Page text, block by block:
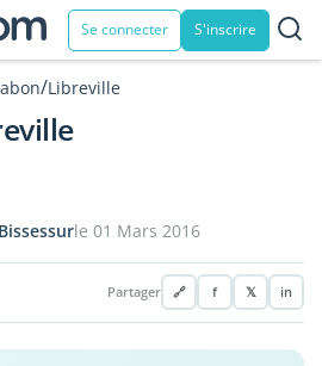
Se connecter S'inscrire
/Libreville
le 01 Mars 2016
Partager 🔗 f 𝕏 in